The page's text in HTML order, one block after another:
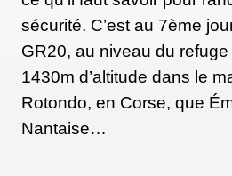
sécurité. C’est au 7ème
GR20, au niveau du refuge
1430m d’altitude dans le
Rotondo, en Corse, que
Nantaise…